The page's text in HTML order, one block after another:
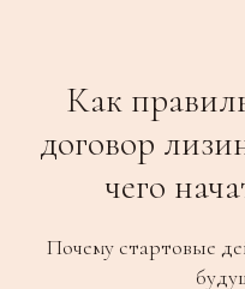
Как
договор
чего
Почему стартовые